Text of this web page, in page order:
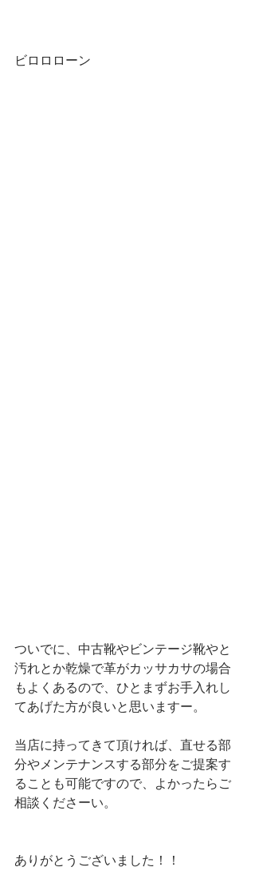
ビロロローン
ついでに、中古靴やビンテージ靴やと
汚れとか乾燥で革がカッサカサの場合
もよくあるので、ひとまずお手入れし
てあげた方が良いと思いますー。
当店に持ってきて頂ければ、直せる部
分やメンテナンスする部分をご提案す
ることも可能ですので、よかったらご
相談くださーい。
ありがとうございました！！